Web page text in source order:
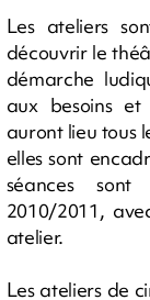
Les ateliers
découvrir le
démarche
aux besoins et
auront lieu tous
elles sont
séances sont
2010/2011,
atelier.
Les ateliers de